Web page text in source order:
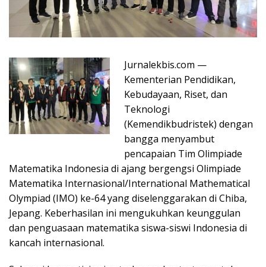
Jurnalekbis.com —
Kementerian Pendidikan,
Kebudayaan, Riset, dan
Teknologi
(Kemendikbudristek) dengan
bangga menyambut
pencapaian Tim Olimpiade
Matematika Indonesia di ajang bergengsi Olimpiade
Matematika Internasional/International Mathematical
Olympiad (IMO) ke-64 yang diselenggarakan di Chiba,
Jepang. Keberhasilan ini mengukuhkan keunggulan
dan penguasaan matematika siswa-siswi Indonesia di
kancah internasional.